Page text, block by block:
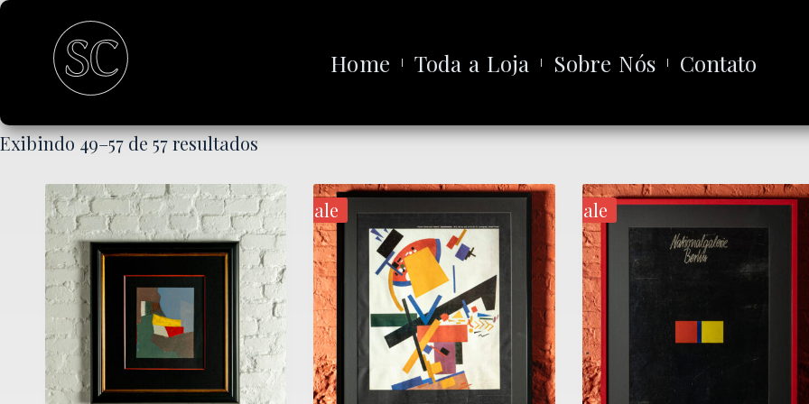
Home Toda a Loja Sobre Nós Contato
Exibindo 49–57 de 57 resultados
Sale Sale